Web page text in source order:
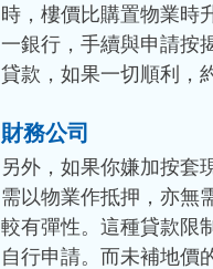
時，樓價比購置物業時
一銀行，手續與申請按
貸款，如果一切順利，
財務公司
另外，如果你嫌加按套
需以物業作抵押，亦無
較有彈性。這種貸款限
自行申請。而未補地價